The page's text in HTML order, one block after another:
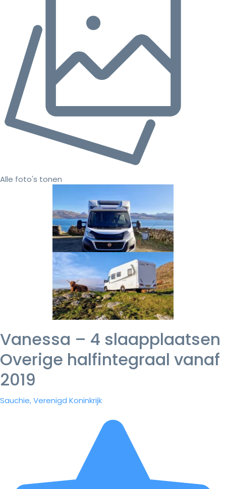
Alle foto's tonen
Vanessa – 4 slaapplaatsen
Overige halfintegraal vanaf
2019
Sauchie, Verenigd Koninkrijk